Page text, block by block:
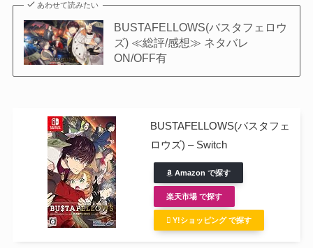
あわせて読みたい
BUSTAFELLOWS(バスタフェロウ
ズ) ≪総評/感想≫ ネタバレ
ON/OFF有
BUSTAFELLOWS(バスタフェ
ロウズ) – Switch
Amazon で探す
楽天市場 で探す
Y!ショッピング で探す